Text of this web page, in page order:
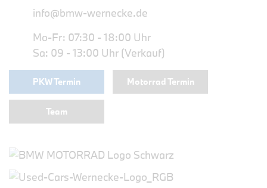
info@bmw-wernecke.de
Mo-Fr: 07:30 - 18:00 Uhr
Sa: 09 - 13:00 Uhr (Verkauf)
PKW Termin Motorrad Termin
Team